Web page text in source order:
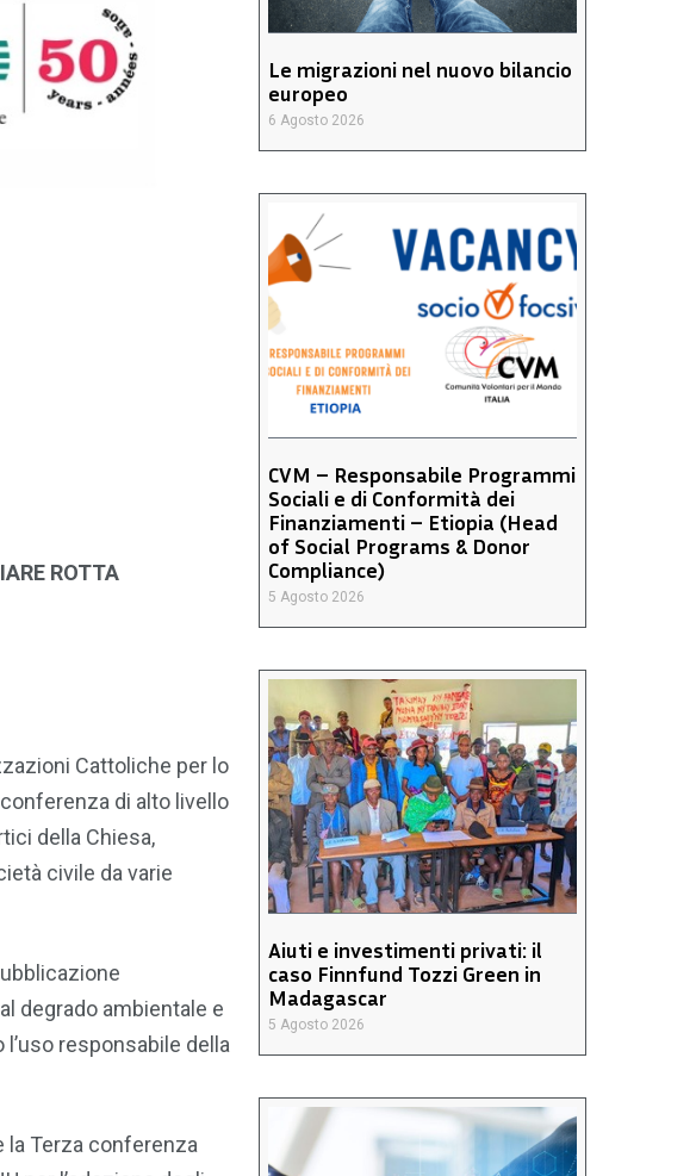
ROTTA
Cattoliche per lo
di alto livello
della Chiesa,
civile da varie
degrado ambientale e
responsabile della
la Terza conferenza
Le migrazioni nel nuovo bilancio
europeo
6 Agosto 2026
CVM – Responsabile Programmi
Sociali e di Conformità dei
Finanziamenti – Etiopia (Head
of Social Programs & Donor
Compliance)
5 Agosto 2026
Aiuti e investimenti privati: il
caso Finnfund Tozzi Green in
Madagascar
5 Agosto 2026